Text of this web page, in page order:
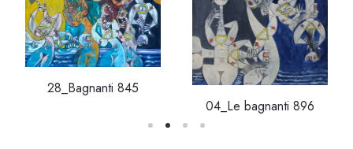
28_Bagnanti 845
04_Le bagnanti 896